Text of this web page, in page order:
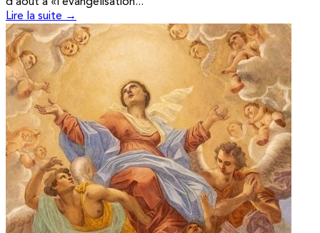
d’août à «l’évangélisation...
Lire la suite →